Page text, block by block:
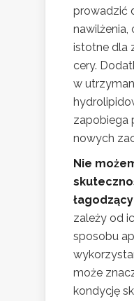
prowadzić
nawilżenia,
istotne dla
cery.
w
zapobiega
nowych
Nie
zależy od
sposobu
może
kondycję